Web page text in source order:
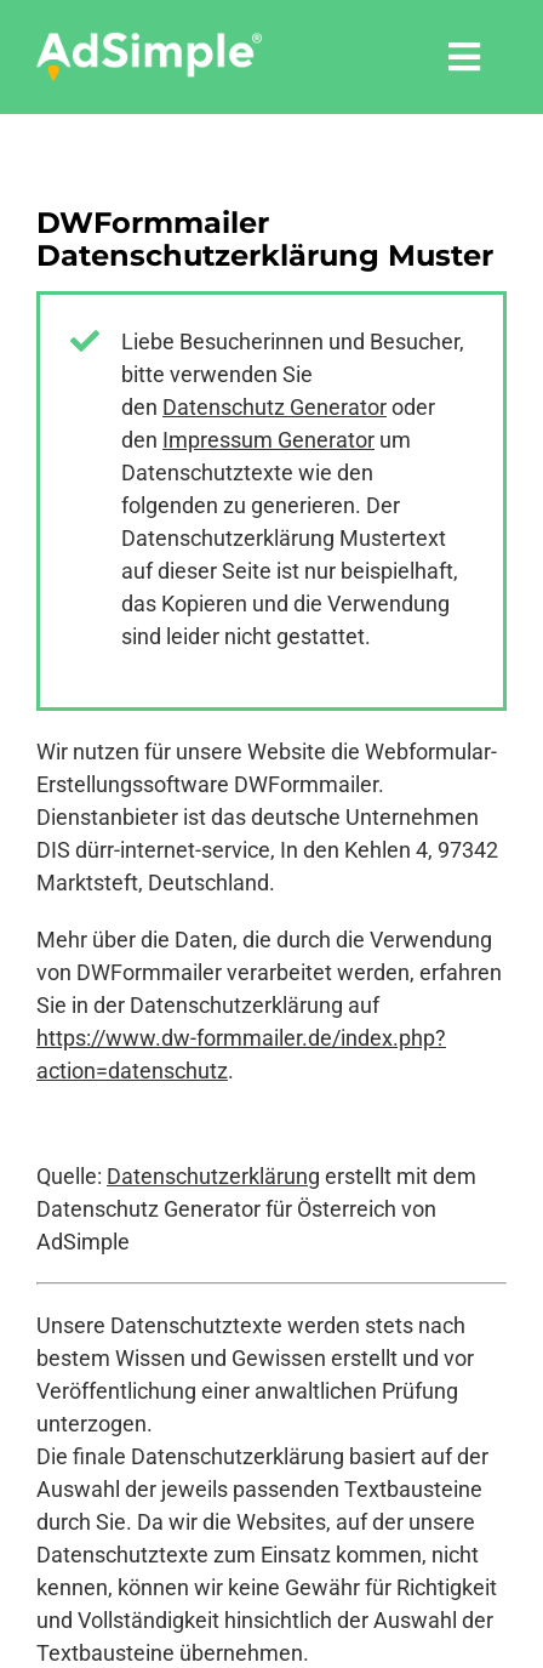
content
Tools
Pressemitteilungen
Anmelden
DWFormmailer
Datenschutzerklärung Muster
Liebe Besucherinnen und Besucher,
bitte verwenden Sie
den Datenschutz Generatoroder
den Impressum Generator um
Datenschutztexte wie den
folgenden zu generieren. Der
Datenschutzerklärung Mustertext
auf dieser Seite ist nur beispielhaft,
das Kopieren und die Verwendung
sind leider nicht gestattet.
Wir nutzen für unsere Website die Webformular-
Erstellungssoftware DWFormmailer.
Dienstanbieter ist das deutsche Unternehmen
DIS dürr-internet-service, In den Kehlen 4, 97342
Marktsteft, Deutschland.
Mehr über die Daten, die durch die Verwendung
von DWFormmailer verarbeitet werden, erfahren
Sie in der Datenschutzerklärung auf
https://www.dw-formmailer.de/index.php?
action=datenschutz.
Quelle: Datenschutzerklärung erstellt mit dem
Datenschutz Generator für Österreich von
AdSimple
Unsere Datenschutztexte werden stets nach
bestem Wissen und Gewissen erstellt und vor
Veröffentlichung einer anwaltlichen Prüfung
unterzogen.
Die finale Datenschutzerklärung basiert auf der
Auswahl der jeweils passenden Textbausteine
durch Sie. Da wir die Websites, auf der unsere
Datenschutztexte zum Einsatz kommen, nicht
kennen, können wir keine Gewähr für Richtigkeit
und Vollständigkeit hinsichtlich der Auswahl der
Textbausteine übernehmen.